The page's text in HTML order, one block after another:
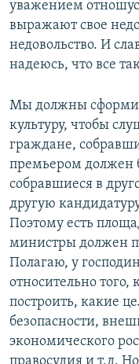
уважением
выражают свое
недовольство. И
надеюсь, что все
Мы должны
культуру, чтобы
граждане,
премьером должен
собравшиеся в
другую
Поэтому есть
министры должен
Полагаю, у
относительно того,
построить, какие
безопасности,
экономического